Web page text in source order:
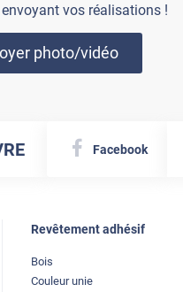
vos réalisations !
photo/vidéo
Facebook
Revêtement adhésif
Bois
Couleur unie